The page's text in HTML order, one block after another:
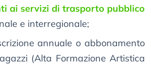
ai servizi di trasporto pubblico
e interregionale;
annuale o abbonamento
(Alta Formazione Artistica